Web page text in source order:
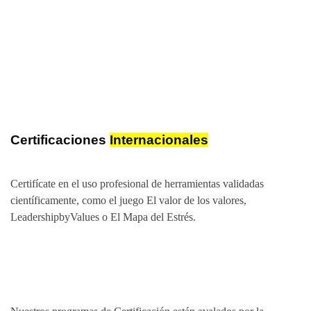
Certificaciones Internacionales
Certifícate en el uso profesional de herramientas validadas
científicamente, como el juego El valor de los valores,
LeadershipbyValues o El Mapa del Estrés.